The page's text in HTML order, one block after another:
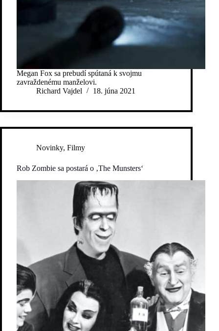
Megan Fox sa prebudí spútaná k svojmu
zavraždenému manželovi.
Richard Vajdel
18. júna 2021
Novinky, Filmy
Rob Zombie sa postará o ‚The Munsters‘